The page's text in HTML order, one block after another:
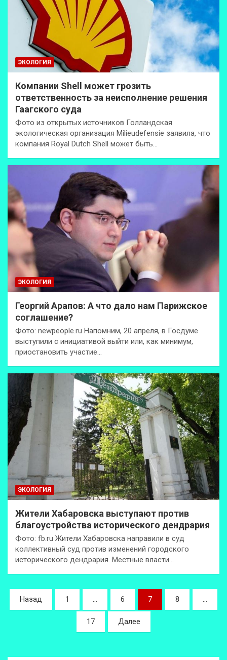
ЭКОЛОГИЯ
Компании Shell может грозить
ответственность за неисполнение решения
Гаагского суда
Фото из открытых источников Голландская
экологическая организация Milieudefensie заявила, что
компания Royal Dutch Shell может быть…
ЭКОЛОГИЯ
Георгий Арапов: А что дало нам Парижское
соглашение?
Фото: newpeople.ru Напомним, 20 апреля, в Госдуме
выступили с инициативой выйти или, как минимум,
приостановить участие…
ЭКОЛОГИЯ
Жители Хабаровска выступают против
благоустройства исторического дендрария
Фото: fb.ru Жители Хабаровска направили в суд
коллективный суд против изменений городского
исторического дендрария. Местные власти…
Пагинация
записей
Назад 1 … 6 7 8 …
17 Далее